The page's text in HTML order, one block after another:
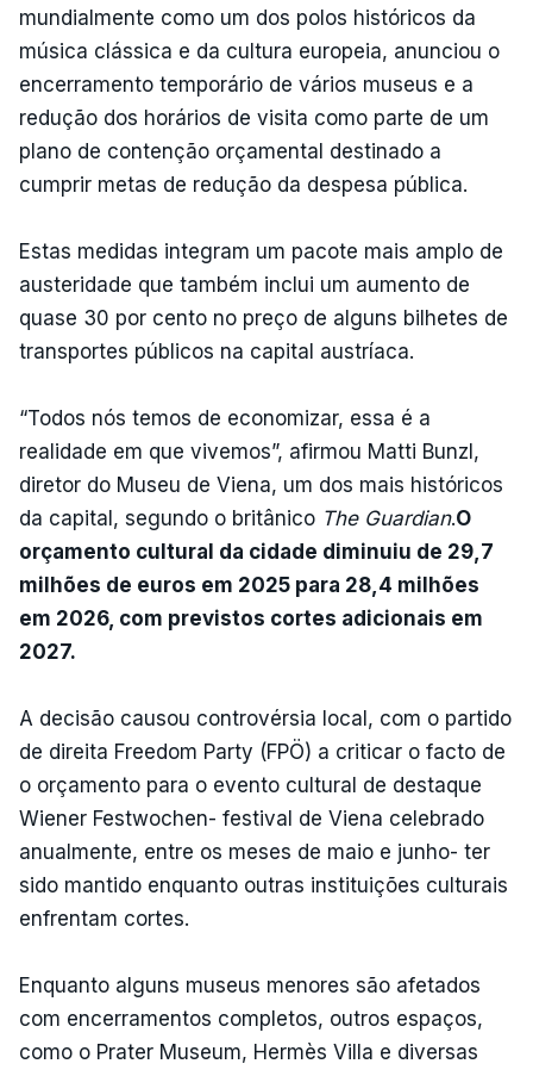
mundialmente como um dos polos históricos da
música clássica e da cultura europeia, anunciou o
encerramento temporário de vários museus e a
redução dos horários de visita como parte de um
plano de contenção orçamental destinado a
cumprir metas de redução da despesa pública.
Estas medidas integram um pacote mais amplo de
austeridade que também inclui um aumento de
quase 30 por cento no preço de alguns bilhetes de
transportes públicos na capital austríaca.
“Todos nós temos de economizar, essa é a
realidade em que vivemos”, afirmou Matti Bunzl,
diretor do Museu de Viena, um dos mais históricos
da capital, segundo o britânico The Guardian.O
orçamento cultural da cidade diminuiu de 29,7
milhões de euros em 2025 para 28,4 milhões
em 2026, com previstos cortes adicionais em
2027.
A decisão causou controvérsia local, com o partido
de direita Freedom Party (FPÖ) a criticar o facto de
o orçamento para o evento cultural de destaque
Wiener Festwochen- festival de Viena celebrado
anualmente, entre os meses de maio e junho- ter
sido mantido enquanto outras instituições culturais
enfrentam cortes.
Enquanto alguns museus menores são afetados
com encerramentos completos, outros espaços,
como o Prater Museum, Hermès Villa e diversas